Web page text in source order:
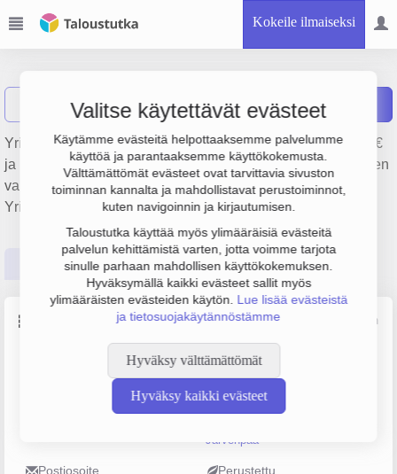
Kokeile ilmaiseksi
Valitse käytettävät evästeet
Käytämme evästeitä helpottaaksemme palvelumme
käyttöä ja parantaaksemme käyttökokemusta.
Välttämättömät evästeet ovat tarvittavia sivuston
toiminnan kannalta ja mahdollistavat perustoiminnot,
kuten navigoinnin ja kirjautumisen.
Taloustutka käyttää myös ylimääräisiä evästeitä
palvelun kehittämistä varten, jotta voimme tarjota
sinulle parhaan mahdollisen käyttökokemuksen.
Hyväksymällä kaikki evästeet sallit myös
ylimääräisten evästeiden käytön. Lue lisää evästeistä
ja tietosuojakäytännöstämme
Hyväksy välttämättömät
Hyväksy kaikki evästeet
Näytä haku Aerial Oy Raportit
Yrityksen Aerial Oy liikevaihto on 11.7 milj. €, tulos 2.1 milj. €
ja henkilöstömäärä 32. Sen päätoimiala on Viestintälaitteiden
valmistus, perustamisvuosi 1978 ja sijainti Järvenpää.
Yrityksen yhtiömuoto Osakeyhtiö (OY).
Perustiedot Tilinpäätösluvut Päättäjätiedot
Lähde: YTJ, PRH, Traficom
Henkilöstömäärä
20–49
Käyntiosoite
Järvenpää
Postiosoite Perustettu